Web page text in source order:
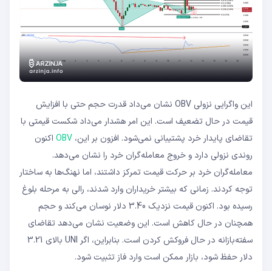
این واگرایی نزولی OBV نشان می‌داد قدرت حجم حتی با افزایش
قیمت در حال تضعیف است. این امر هشدار می‌داد شکست قیمتی با
تقاضای پایدار خرد پشتیبانی نمی‌شود. افزون بر این، OBV اکنون
روندی نزولی دارد و خروج معامله‌گران خرد را نشان می‌دهد.
معامله‌گران خرد بر حرکت قیمت تمرکز داشتند، اما نهنگ‌ها به ساختار
توجه کردند. زمانی که بیشتر خریداران وارد شدند، رالی به مرحله بلوغ
رسیده بود. اکنون قیمت نزدیک 3.40 دلار نوسان می‌کند و حجم
همچنان در حال کاهش است. این وضعیت نشان می‌دهد تقاضای
سفته‌بازانه در حال فروکش کردن است. بنابراین، اگر UNI بالای 3.21
دلار حفظ شود، بازار ممکن است وارد فاز تثبیت شود.